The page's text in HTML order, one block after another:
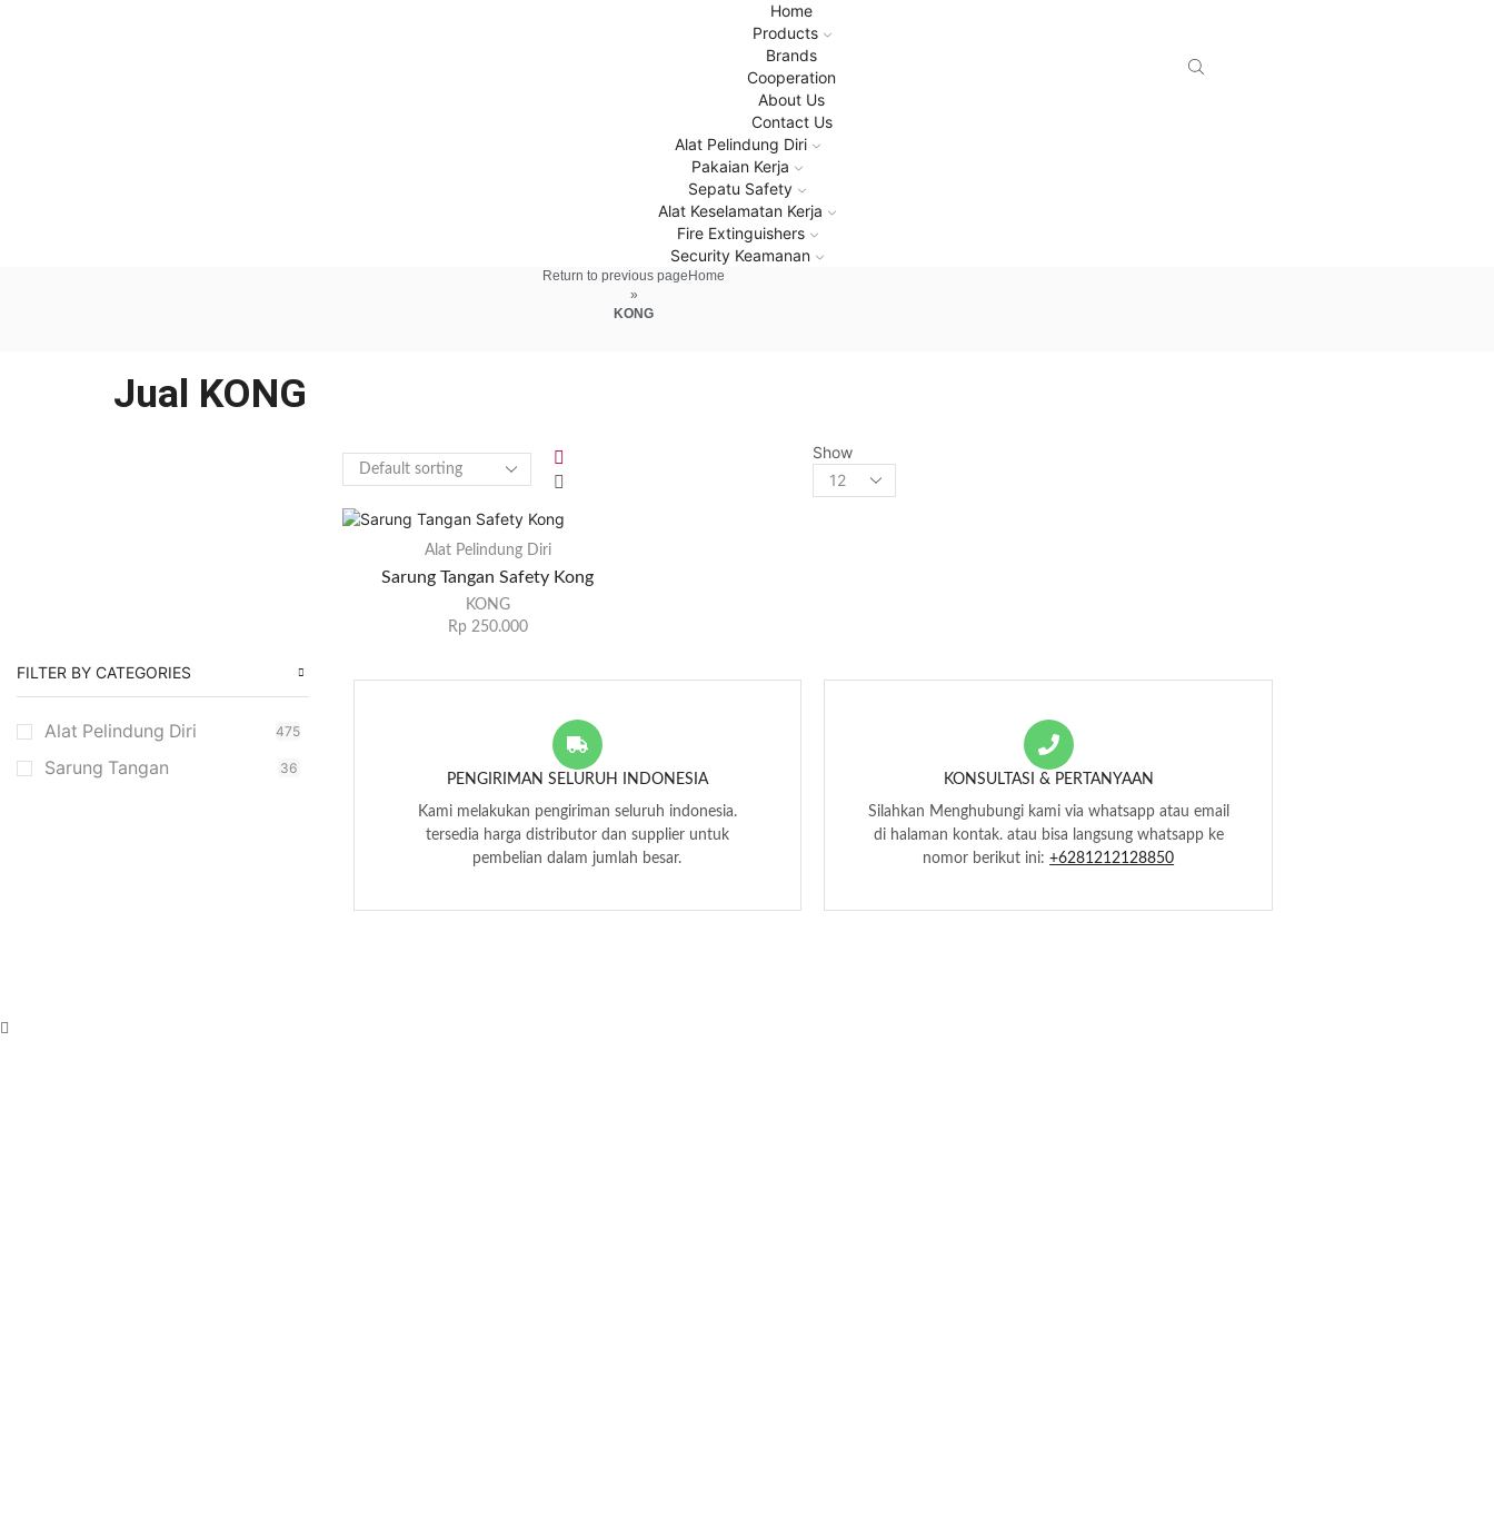
Home
Products
Brands
Cooperation
About Us
Contact Us
Alat Pelindung Diri
Pakaian Kerja
Sepatu Safety
Alat Keselamatan Kerja
Fire Extinguishers
Security Keamanan
Return to previous page Home
»
KONG
Jual KONG
FILTER BY CATEGORIES
Alat Pelindung Diri 475
Sarung Tangan 36
Show
Alat Pelindung Diri
Sarung Tangan Safety Kong
KONG
Rp 250.000
PENGIRIMAN SELURUH INDONESIA
Kami melakukan pengiriman seluruh indonesia.
tersedia harga distributor dan supplier untuk
pembelian dalam jumlah besar.
KONSULTASI & PERTANYAAN
Silahkan Menghubungi kami via whatsapp atau email
di halaman kontak. atau bisa langsung whatsapp ke
nomor berikut ini:+6281212128850